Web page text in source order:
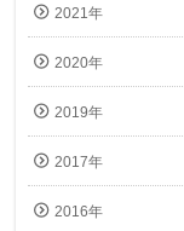
2021年
2020年
2019年
2017年
2016年